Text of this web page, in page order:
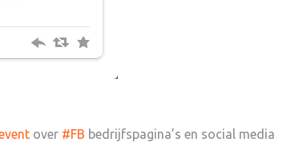
over #FB bedrijfspagina’s en social media